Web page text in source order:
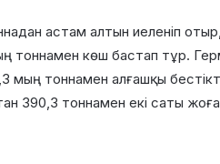
астам алтын иеленіп
тоннамен көш бастап тұр.
тоннамен алғашқы
390,3 тоннамен екі саты